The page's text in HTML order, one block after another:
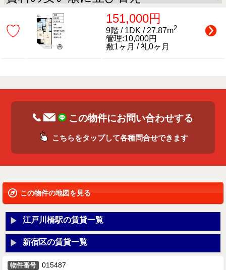
♡
151,000円
9階 / 1DK / 27.87m2
管理:10,000円
敷1ヶ月 / 礼0ヶ月
この物件にお問い合わせする
こちらをタップして各種問合せできます
この物件の地図を見る
江戸川橋駅の賃貸一覧
新宿区の賃貸一覧
物件番号
015487